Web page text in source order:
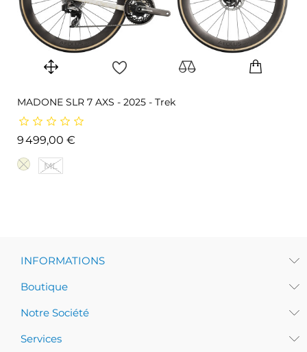
MADONE SLR 7 AXS - 2025 - Trek
9 499,00 €
ML
INFORMATIONS
Boutique
Notre Société
Services